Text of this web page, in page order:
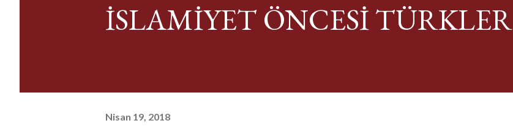
İSLAMİYET ÖNCESİ TÜRKLER
Nisan 19, 2018